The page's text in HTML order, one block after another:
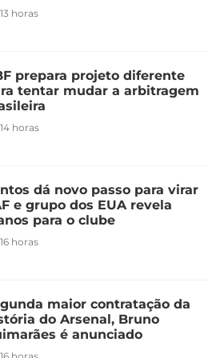
horas
prepara projeto diferente
tentar mudar a arbitragem
horas
dá novo passo para virar
e grupo dos EUA revela
para o clube
horas
maior contratação da
do Arsenal, Bruno
é anunciado